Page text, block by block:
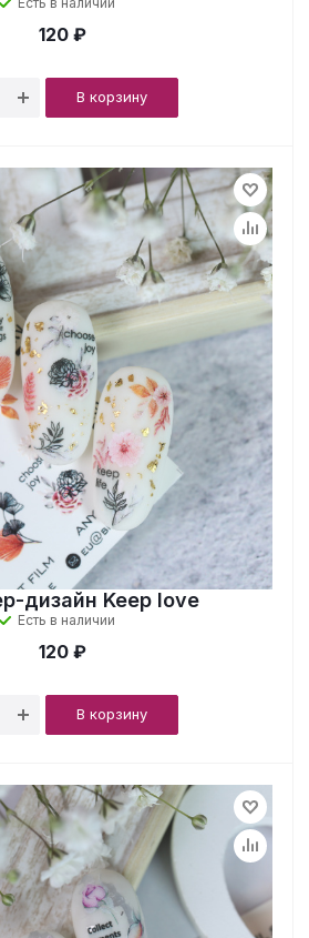
120 ₽
В корзину
дизайн Keep love
Есть в наличии
120 ₽
В корзину